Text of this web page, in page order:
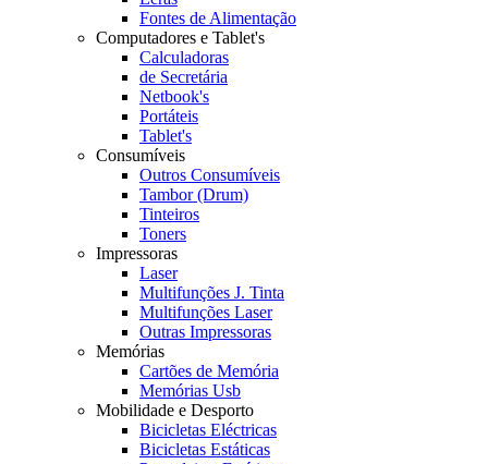
Fontes de Alimentação
Computadores e Tablet's
Calculadoras
de Secretária
Netbook's
Portáteis
Tablet's
Consumíveis
Outros Consumíveis
Tambor (Drum)
Tinteiros
Toners
Impressoras
Laser
Multifunções J. Tinta
Multifunções Laser
Outras Impressoras
Memórias
Cartões de Memória
Memórias Usb
Mobilidade e Desporto
Bicicletas Eléctricas
Bicicletas Estáticas